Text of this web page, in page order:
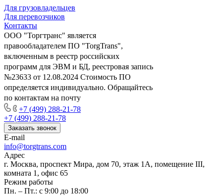
Для грузовладельцев
Для перевозчиков
Контакты
ООО "Торгтранс" является
правообладателем ПО "TorgTrans",
включенным в реестр российских
программ для ЭВМ и БД, реестровая запись
№23633 от 12.08.2024 Стоимость ПО
определяется индивидуально. Обращайтесь
по контактам на почту
+7 (499) 288-21-78
+7 (499) 288-21-78
Заказать звонок
E-mail
info@torgtrans.com
Адрес
г. Москва, проспект Мира, дом 70, этаж 1А, помещение III,
комната 1, офис 65
Режим работы
Пн. – Пт.: с 9:00 до 18:00